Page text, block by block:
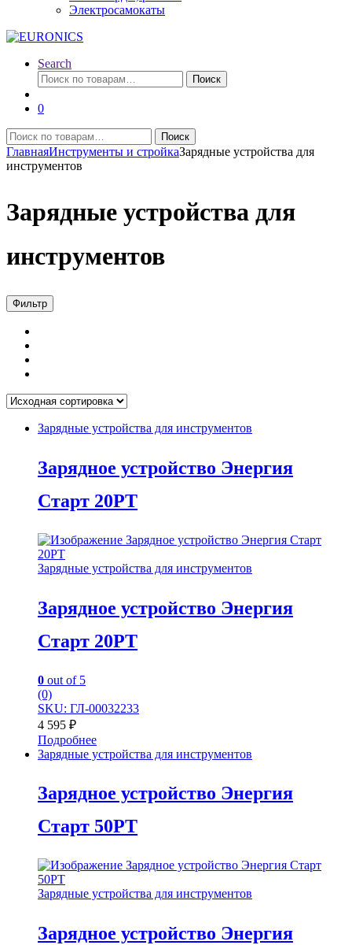
Электросамокаты
Search
Искать:
Поиск
0
Искать:
Поиск
ГлавнаяИнструменты и стройкаЗарядные устройства для
инструментов
Зарядные устройства для
инструментов
Фильтр
Зарядные устройства для инструментов
Зарядное устройство Энергия
Старт 20РТ
Зарядные устройства для инструментов
Зарядное устройство Энергия
Старт 20РТ
0 out of 5
(0)
SKU: ГЛ-00032233
4 595 ₽
Подробнее
Зарядные устройства для инструментов
Зарядное устройство Энергия
Старт 50РТ
Зарядные устройства для инструментов
Зарядное устройство Энергия